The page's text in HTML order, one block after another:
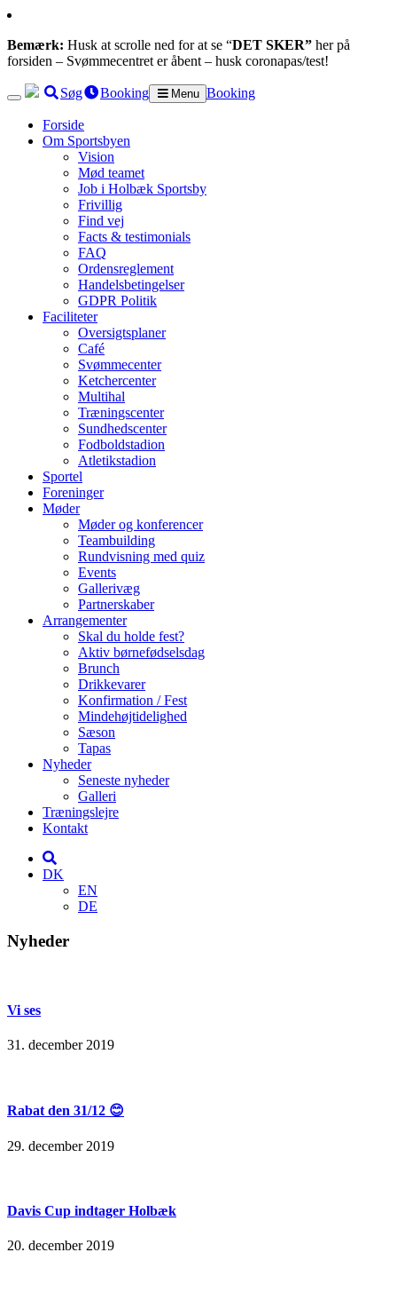
Bemærk: Husk at scrolle ned for at se “DET SKER” her på
forsiden – Svømmecentret er åbent – husk coronapas/test!
Søg Booking Menu Booking
Forside
Om Sportsbyen
Vision
Mød teamet
Job i Holbæk Sportsby
Frivillig
Find vej
Facts & testimonials
FAQ
Ordensreglement
Handelsbetingelser
GDPR Politik
Faciliteter
Oversigtsplaner
Café
Svømmecenter
Ketchercenter
Multihal
Træningscenter
Sundhedscenter
Fodboldstadion
Atletikstadion
Sportel
Foreninger
Møder
Møder og konferencer
Teambuilding
Rundvisning med quiz
Events
Gallerivæg
Partnerskaber
Arrangementer
Skal du holde fest?
Aktiv børnefødselsdag
Brunch
Drikkevarer
Konfirmation / Fest
Mindehøjtidelighed
Sæson
Tapas
Nyheder
Seneste nyheder
Galleri
Træningslejre
Kontakt
DK
EN
DE
Nyheder
Vi ses
31. december 2019
Rabat den 31/12 😊
29. december 2019
Davis Cup indtager Holbæk
20. december 2019